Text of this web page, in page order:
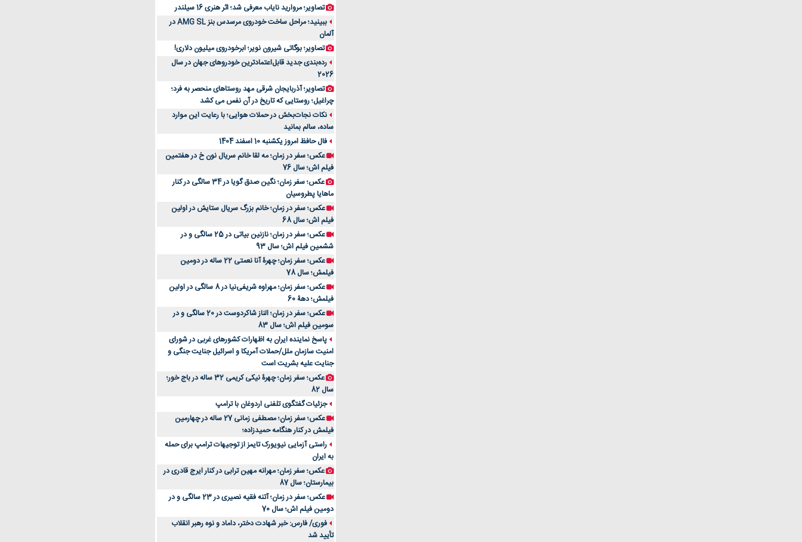
تصاویر؛ مروارید نایاب معرفی شد؛ اثر هنری 16 سیلندر
ببینید؛ مراحل ساخت خودروی مرسدس بنز AMG SL در
آلمان
تصاویر؛ بوگاتی شیرون نویر؛ ابرخودروی میلیون دلاری!
رده‌بندی جدید قابل‌اعتمادترین خودروهای جهان در سال
2026
تصاویر؛ آذربایجان شرقی مهد روستاهای منحصر به فرد؛
چراغیل؛ روستایی که تاریخ در آن نفس می کشد
نکات نجات‌بخش در حملات هوایی؛ با رعایت این موارد
ساده، سالم بمانید
فال حافظ امروز یکشنبه 10 اسفند 1404
عکس؛ سفر در زمان؛ مه لقا خانم سریال نون خ در هفتمین
فیلم اش؛ سال 76
عکس؛ سفر زمان؛ نگین صدق گویا در 34 سالگی در کنار
ماهایا پطروسیان
عکس؛ سفر در زمان؛ خانم بزرگ سریال ستایش در اولین
فیلم اش؛ سال 68
عکس؛ سفر در زمان؛ نازنین بیاتی در 25 سالگی و در
ششمین فیلم اش؛ سال 93
عکس؛ سفر زمان؛ چهرۀ آنا نعمتی 22 ساله در دومین
فیلمش؛ سال 78
عکس؛ سفر زمان؛ مهراوه شریفی‌نیا در 8 سالگی در اولین
فیلمش؛ دهۀ 60
عکس؛ سفر در زمان؛ الناز شاکردوست در 20 سالگی و در
سومین فیلم اش؛ سال 83
پاسخ نماینده ایران به اظهارات کشورهای غربی در شورای
امنیت سازمان ملل/حملات آمریکا و اسرائیل جنایت جنگی و
جنایت علیه بشریت است
عکس؛ سفر زمان؛ چهرۀ نیکی کریمی 32 ساله در باج خور؛
سال 82
جزئیات گفتگوی تلفنی اردوغان با ترامپ
عکس؛ سفر زمان؛ مصطفی زمانی 27 ساله در چهارمین
فیلمش در کنار هنگامه حمیدزاده؛
راستی آزمایی نیویورک تایمز از توجیهات ترامپ برای حمله
به ایران
عکس؛ سفر زمان؛ مهرانه مهین ترابی در کنار ایرج قادری در
بیمارستان؛ سال 87
عکس؛ سفر در زمان؛ آتنه فقیه نصیری در 23 سالگی و در
دومین فیلم اش؛ سال 70
فوری/ فارس: خبر شهادت دختر، داماد و نوه رهبر انقلاب
تأیید شد